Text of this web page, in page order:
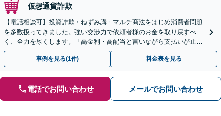
仮想通貨詐欺
【電話相談可】投資詐欺・ねずみ講・マルチ商法をはじめ消費者問題
を多数扱ってきました。強い交渉力で依頼者様のお金を取り戻すべ
く、全力を尽くします。「高金利・高配当と言いながら支払いが止ま
った」等、まずはお電話ください。
事例を見る(1件) 料金表を見る
電話でお問い合わせ メールでお問い合わせ